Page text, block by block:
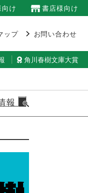
け 書店様向け
ップ お問い合わせ
角川春樹文庫大賞
報